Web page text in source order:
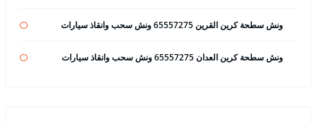
ونش سطحة كرين القرين 65557275 ونش سحب وانقاذ سيارات
ونش سطحة كرين العدان 65557275 ونش سحب وانقاذ سيارات